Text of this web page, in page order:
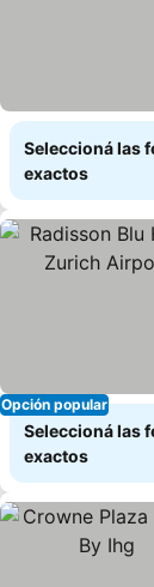
Seleccioná las
exactos
Opción popular
Seleccioná las
exactos